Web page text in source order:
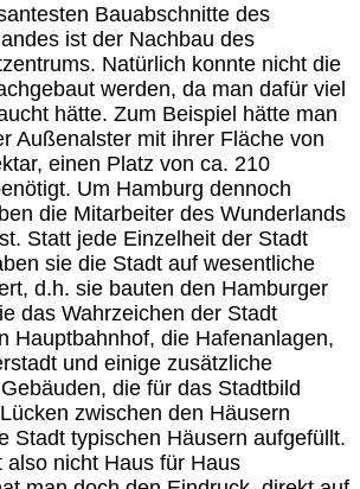
Bauabschnitte des
ist der Nachbau des
Natürlich konnte nicht die
werden, da man dafür viel
hätte. Zum Beispiel hätte man
Außenalster mit ihrer Fläche von
einen Platz von ca. 210
Um Hamburg dennoch
die Mitarbeiter des Wunderlands
Statt jede Einzelheit der Stadt
sie die Stadt auf wesentliche
d.h. sie bauten den Hamburger
das Wahrzeichen der Stadt
Hauptbahnhof, die Hafenanlagen,
und einige zusätzliche
die für das Stadtbild
zwischen den Häusern
Stadt typischen Häusern aufgefüllt.
also nicht Haus für Haus